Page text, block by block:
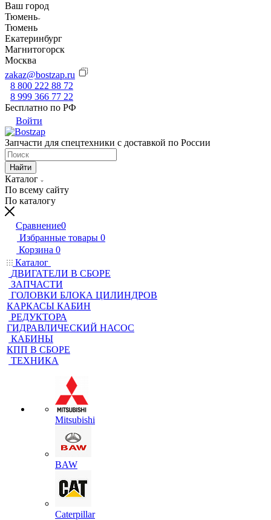
Ваш город
Тюмень
Тюмень
Екатеринбург
Магнитогорск
Москва
zakaz@bostzap.ru
8 800 222 88 72
8 999 366 77 22
Бесплатно по РФ
Войти
Запчасти для спецтехники с доставкой по России
Найти
Каталог
По всему сайту
По каталогу
Сравнение0
Избранные товары 0
Корзина 0
Каталог
ДВИГАТЕЛИ В СБОРЕ
ЗАПЧАСТИ
ГОЛОВКИ БЛОКА ЦИЛИНДРОВ
КАРКАСЫ КАБИН
РЕДУКТОРА
ГИДРАВЛИЧЕСКИЙ НАСОС
КАБИНЫ
КПП В СБОРЕ
ТЕХНИКА
Mitsubishi
BAW
Caterpillar